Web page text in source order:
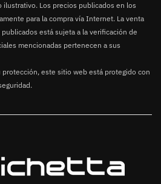
ilustrativo. Los precios publicados en los
para la compra vía Internet. La venta
está sujeta a la verificación de
mencionadas pertenecen a sus
protección, este sitio web está protegido con